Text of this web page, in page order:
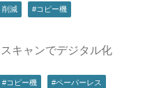
削減 #コピー機
キャンでデジタル化
#コピー機 #ペーパーレス